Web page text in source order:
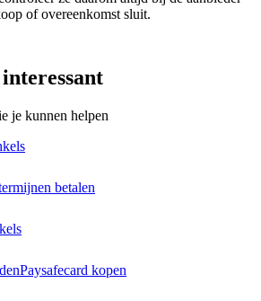
of overeenkomst sluit.
je kunnen helpen
betalen
Paysafecard kopen